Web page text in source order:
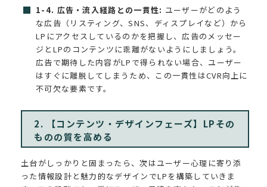
1-4. 広告・流入経路との一貫性: ユーザーがどのよう
な広告（リスティング、SNS、ディスプレイなど）から
LPにアクセスしているのかを把握し、広告のメッセー
ジとLPのコンテンツに乖離がないようにしましょう。
広告で期待した内容がLPで得られない場合、ユーザー
はすぐに離脱してしまうため、この一貫性はCVR向上に
不可欠な要素です。
2. 【コンテンツ・デザインフェーズ】LPその
ものの質を高める
土台がしっかりと固まったら、次はユーザー心理に寄り添
った情報設計と魅力的なデザインでLPを構築していきま